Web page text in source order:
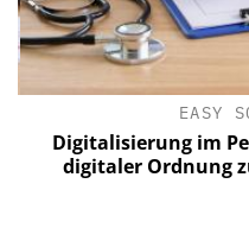
EASY
Digitalisierung im
digitaler Ordnung